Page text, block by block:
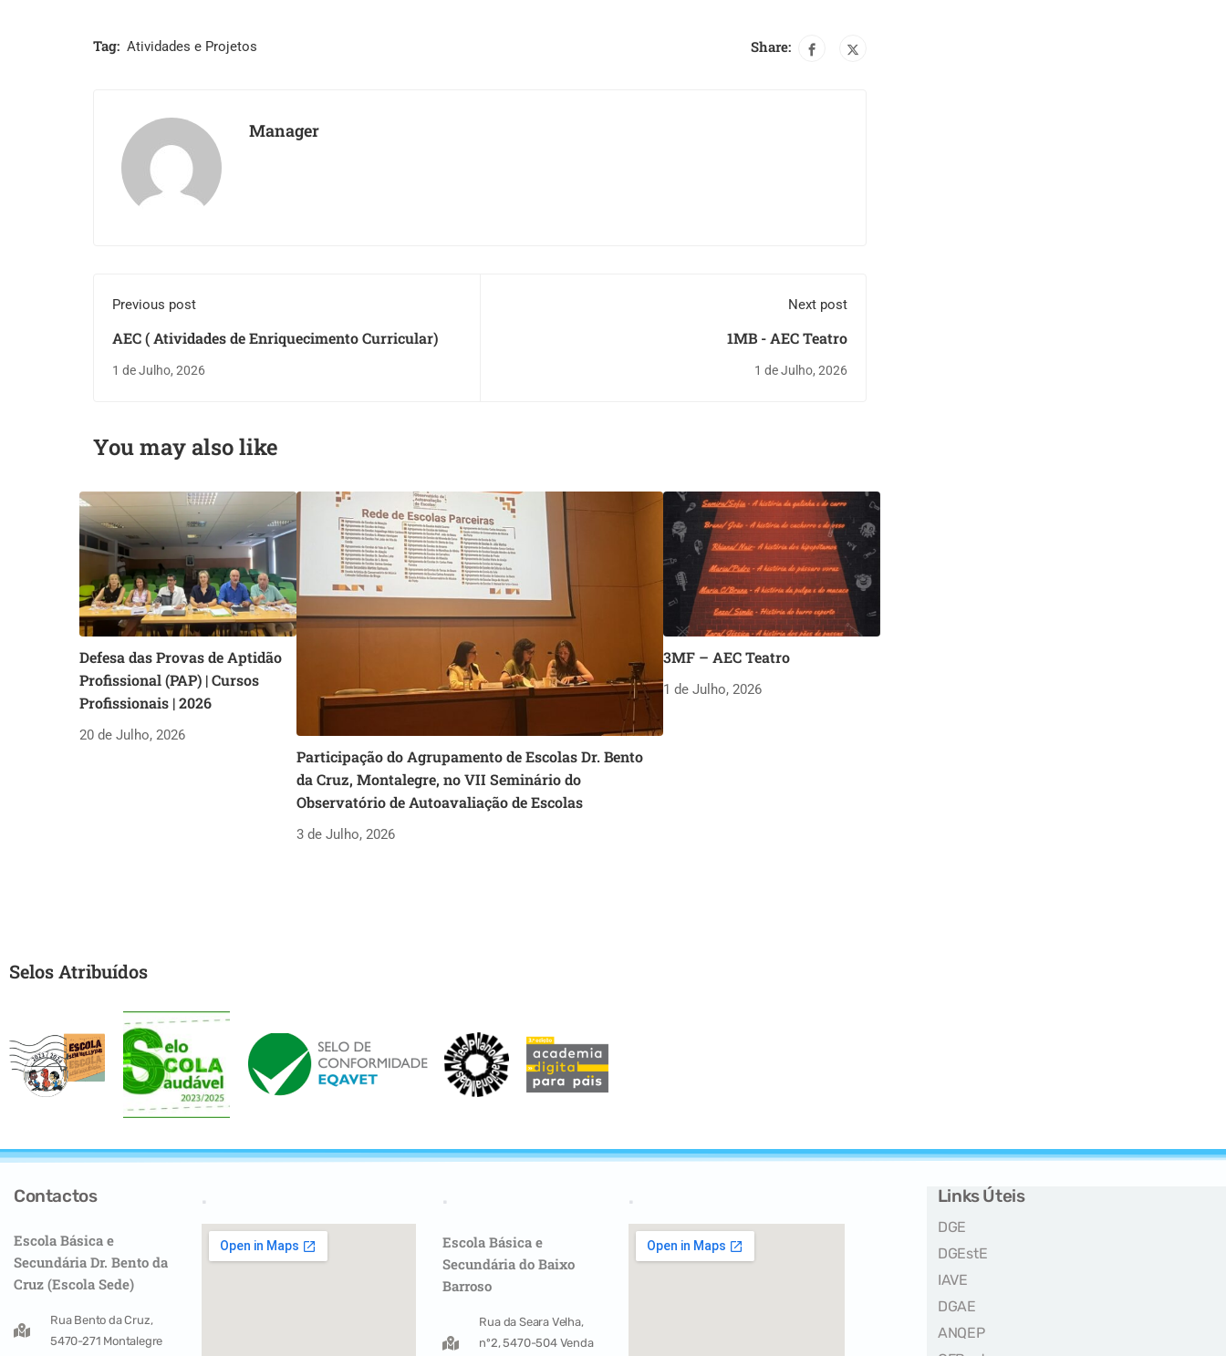
Tag: Atividades e Projetos Share:
Manager
Previous post
AEC ( Atividades de Enriquecimento Curricular)
1 de Julho, 2026
Next post
1MB - AEC Teatro
1 de Julho, 2026
You may also like
Defesa das Provas de Aptidão
Profissional (PAP) | Cursos
Profissionais | 2026
20 de Julho, 2026
Participação do Agrupamento de Escolas Dr. Bento
da Cruz, Montalegre, no VII Seminário do
Observatório de Autoavaliação de Escolas
3 de Julho, 2026
3MF – AEC Teatro
1 de Julho, 2026
Selos Atribuídos
Contactos
Escola Básica e
Secundária Dr. Bento da
Cruz (Escola Sede)
Rua Bento da Cruz,
5470-271 Montalegre
. .
Escola Básica e
Secundária do Baixo
Barroso
Rua da Seara Velha,
nº2, 5470-504 Venda
. Links Úteis
DGE
DGEstE
IAVE
DGAE
ANQEP